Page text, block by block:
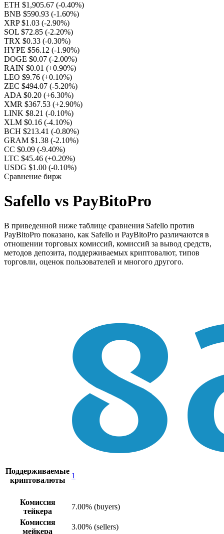
ETH $1,905.67 (-0.40%)
BNB $590.93 (-1.60%)
XRP $1.03 (-2.90%)
SOL $72.85 (-2.20%)
TRX $0.33 (-0.30%)
HYPE $56.12 (-1.90%)
DOGE $0.07 (-2.00%)
RAIN $0.01 (+0.90%)
LEO $9.76 (+0.10%)
ZEC $494.07 (-5.20%)
ADA $0.20 (+6.30%)
XMR $367.53 (+2.90%)
LINK $8.21 (-0.10%)
XLM $0.16 (-4.10%)
BCH $213.41 (-0.80%)
GRAM $1.38 (-2.10%)
CC $0.09 (-9.40%)
LTC $45.46 (+0.20%)
USDG $1.00 (-0.10%)
Сравнение бирж
Safello vs PayBitoPro
В приведенной ниже таблице сравнения Safello против
PayBitoPro показано, как Safello и PayBitoPro различаются в
отношении торговых комиссий, комиссий за вывод средств,
методов депозита, поддерживаемых криптовалют, типов
торговли, оценок пользователей и многого другого.
Поддерживаемые
криптовалюты
1
Комиссия
тейкера
7.00% (buyers)
Комиссия
мейкера
3.00% (sellers)